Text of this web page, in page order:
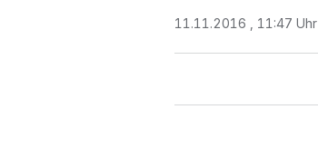
11.11.2016 , 11:47 Uhr